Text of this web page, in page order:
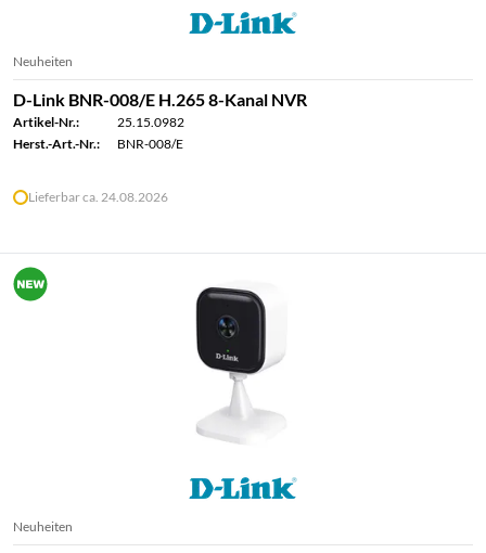
Neuheiten
D-Link BNR-008/E H.265 8-Kanal NVR
Artikel-Nr.:
25.15.0982
Herst.-Art.-Nr.:
BNR-008/E
Lieferbar ca. 24.08.2026
Neuheiten